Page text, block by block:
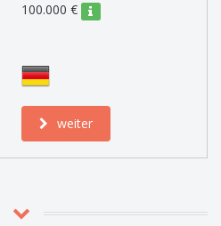
100.000 €
weiter